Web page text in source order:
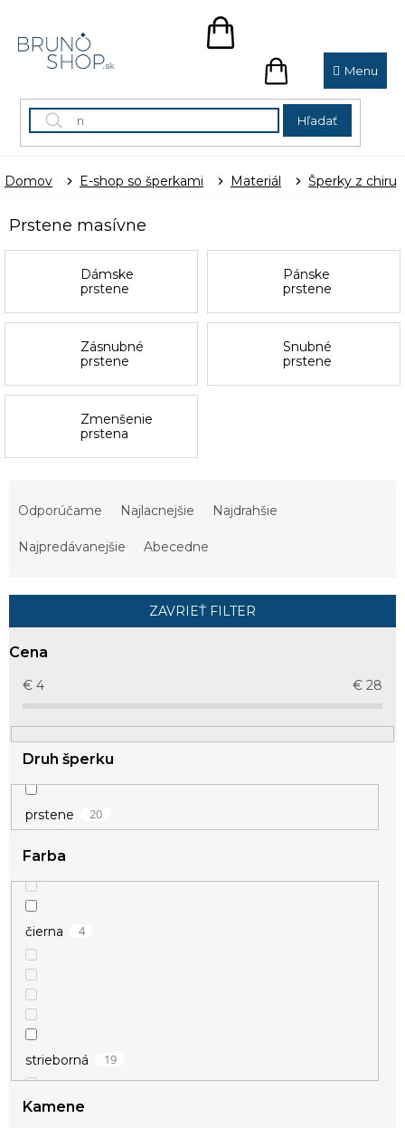
obsah
Hľadať
NÁKUPNÝ
NÁKUPNÝ
KOŠÍK
Domov E-shop so šperkami Materiál Šperky z
Prstene masívne
Dámske
prstene
Pánske
prstene
Zásnubné
prstene
Snubné
prstene
Zmenšenie
prstena
p
r
k
t
v
Odporúčame Najlacnejšie Najdrahšie
Najpredávanejšie Abecedne
ZAVRIEŤ FILTER
Cena
€ 4 € 28
Druh šperku
prstene 20
Farba
čierna 4
strieborná 19
Kamene